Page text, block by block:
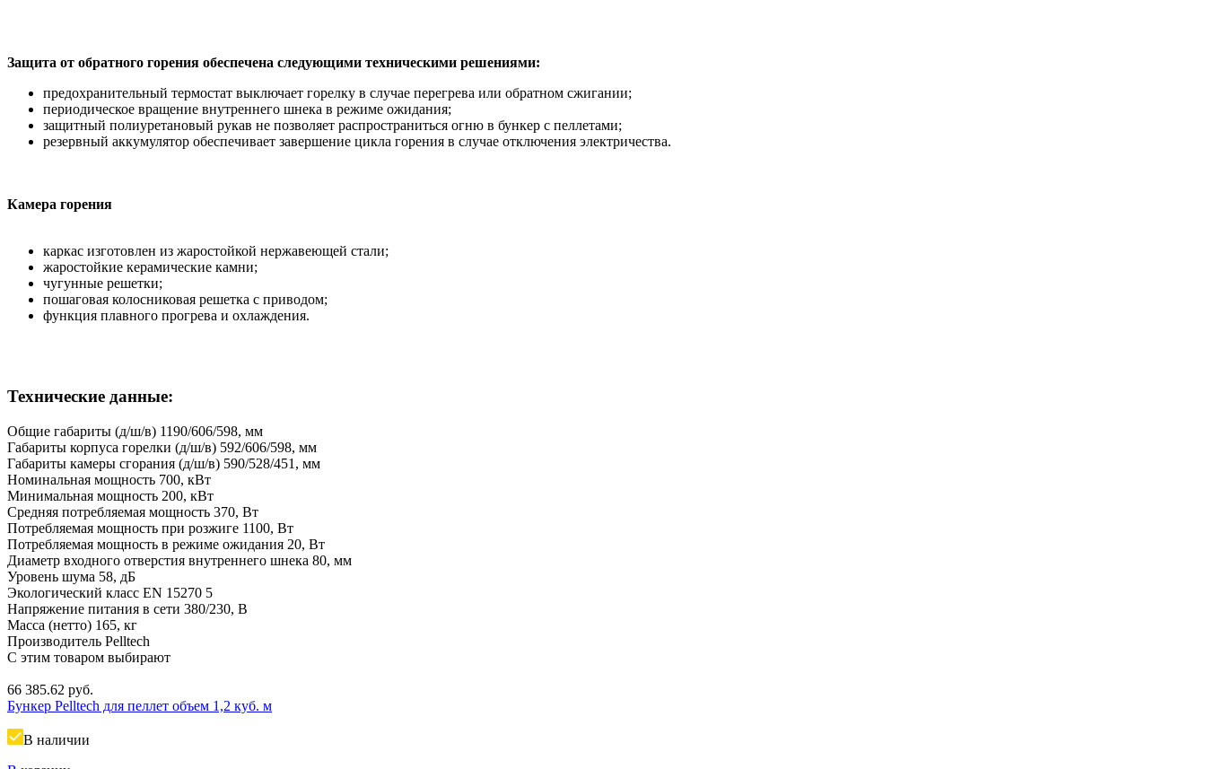
Защита от обратного горения обеспечена следующими техническими решениями:
предохранительный термостат выключает горелку в случае перегрева или обратном сжигании;
периодическое вращение внутреннего шнека в режиме ожидания;
защитный полиуретановый рукав не позволяет распространиться огню в бункер с пеллетами;
резервный аккумулятор обеспечивает завершение цикла горения в случае отключения электричества.
Камера горения
каркас изготовлен из жаростойкой нержавеющей стали;
жаростойкие керамические камни;
чугунные решетки;
пошаговая колосниковая решетка с приводом;
функция плавного прогрева и охлаждения.
Технические данные:
Общие габариты (д/ш/в) 1190/606/598, мм
Габариты корпуса горелки (д/ш/в) 592/606/598, мм
Габариты камеры сгорания (д/ш/в) 590/528/451, мм
Номинальная мощность 700, кВт
Минимальная мощность 200, кВт
Средняя потребляемая мощность 370, Вт
Потребляемая мощность при розжиге 1100, Вт
Потребляемая мощность в режиме ожидания 20, Вт
Диаметр входного отверстия внутреннего шнека 80, мм
Уровень шума 58, дБ
Экологический класс EN 15270 5
Напряжение питания в сети 380/230, В
Масса (нетто) 165, кг
Производитель Pelltech
С этим товаром выбирают
66 385.62 руб.
Бункер Pelltech для пеллет объем 1,2 куб. м
В наличии